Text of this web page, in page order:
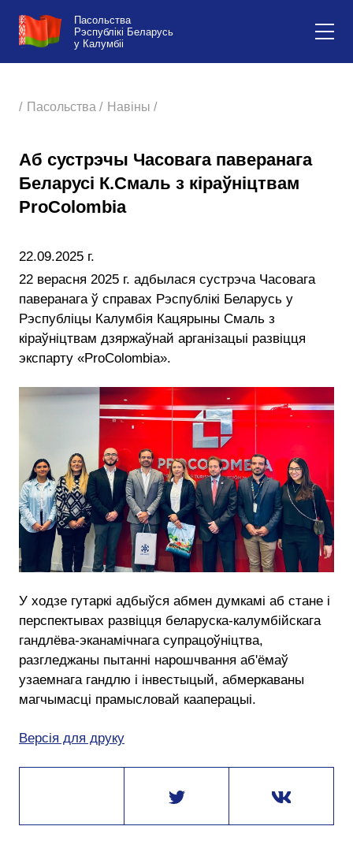
Пасольства
Рэспублікі Беларусь
у Калумбіі
/ Пасольства / Навіны /
Аб сустрэчы Часовага паверанага
Беларусі К.Смаль з кіраўніцтвам
ProColombia
22.09.2025 г.
22 верасня 2025 г. адбылася сустрэча Часовага
паверанага ў справах Рэспублікі Беларусь у
Рэспубліцы Калумбія Кацярыны Смаль з
кіраўніцтвам дзяржаўнай арганізацыі развіцця
экспарту «ProColombia».
У ходзе гутаркі адбыўся абмен думкамі аб стане і
перспектывах развіцця беларуска-калумбійскага
гандлёва-эканамічнага супрацоўніцтва,
разгледжаны пытанні нарошчвання аб'ёмаў
узаемнага гандлю і інвестыцый, абмеркаваны
магчымасці прамысловай кааперацыі.
Версія для друку